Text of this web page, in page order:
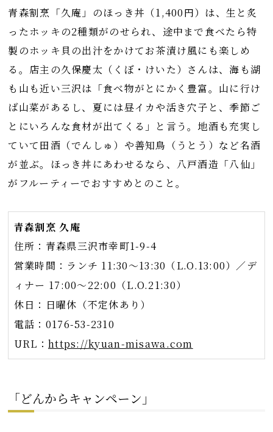
青森割烹「久庵」のほっき丼（1,400円）は、生と炙
ったホッキの2種類がのせられ、途中まで食べたら特
製のホッキ貝の出汁をかけてお茶漬け風にも楽しめ
る。店主の久保慶太（くぼ・けいた）さんは、海も湖
も山も近い三沢は「食べ物がとにかく豊富。山に行け
ば山菜があるし、夏には昼イカや活き穴子と、季節ご
とにいろんな食材が出てくる」と言う。地酒も充実し
ていて田酒（でんしゅ）や善知鳥（うとう）など名酒
が並ぶ。ほっき丼にあわせるなら、八戸酒造「八仙」
がフルーティーでおすすめとのこと。
青森割烹 久庵
住所：青森県三沢市幸町1-9-4
営業時間：ランチ 11:30～13:30（L.O.13:00）／デ
ィナー 17:00～22:00（L.O.21:30）
休日：日曜休（不定休あり）
電話：0176-53-2310
URL： https://kyuan-misawa.com
「どんからキャンペーン」